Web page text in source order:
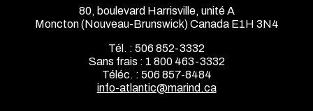
80, boulevard Harrisville, unité A
Moncton (Nouveau-Brunswick) Canada E1H 3N4
Tél. : 506 852-3332
Sans frais : 1 800 463-3332
Téléc. : 506 857-8484
info-atlantic@marind.ca